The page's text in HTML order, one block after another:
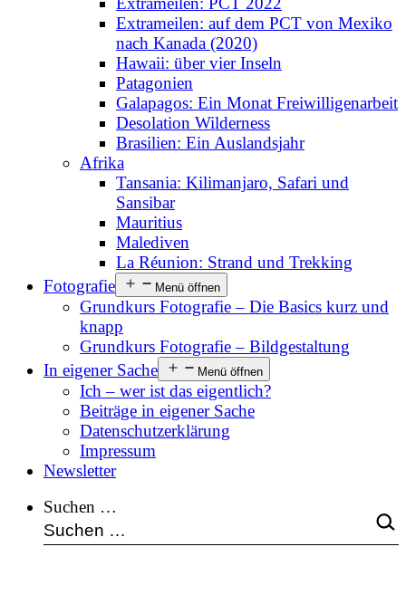
Extrameilen: auf dem PCT von Mexiko
nach Kanada (2020)
Hawaii: über vier Inseln
Patagonien
Galapagos: Ein Monat Freiwilligenarbeit
Desolation Wilderness
Brasilien: Ein Auslandsjahr
Afrika
Tansania: Kilimanjaro, Safari und
Sansibar
Mauritius
Malediven
La Réunion: Strand und Trekking
Fotografie
Menü öffnen
Grundkurs Fotografie – Die Basics kurz und
knapp
Grundkurs Fotografie – Bildgestaltung
In eigener Sache
Menü öffnen
Ich – wer ist das eigentlich?
Beiträge in eigener Sache
Datenschutzerklärung
Impressum
Newsletter
Suchen …